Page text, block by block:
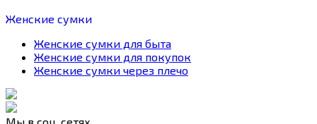
Женские сумки
Женские сумки для быта
Женские сумки для покупок
Женские сумки через плечо